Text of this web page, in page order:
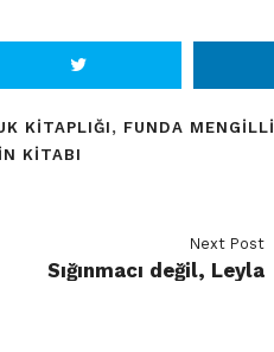
KITAPLIĞI , FUNDA MENGILLI
KITABI
Next Post
Sığınmacı değil, Leyla